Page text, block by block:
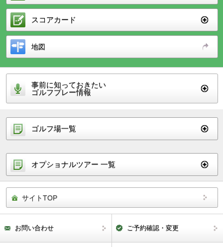
スコアカード
地図
事前に知っておきたい
ゴルフプレー情報
ゴルフ場一覧
オプショナルツアー 一覧
サイトTOP
お問い合わせ ご予約確認・変更